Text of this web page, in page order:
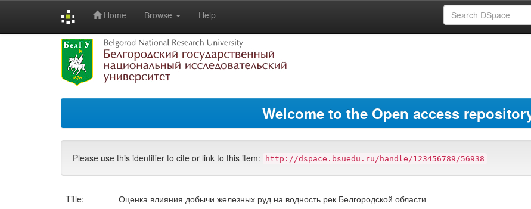
Home Browse Help
Welcome to the Open access
Please use this identifier to cite or link to this item: http://dspace.bsuedu.ru/handle/123456789/56938
Title:
Оценка влияния добычи железных руд на водность рек Белгородской области